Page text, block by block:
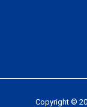
Copyright ©